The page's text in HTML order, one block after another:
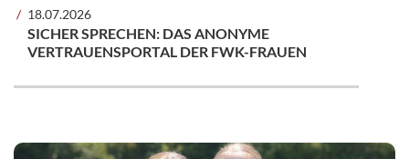
18.07.2026
SICHER SPRECHEN: DAS ANONYME
VERTRAUENSPORTAL DER FWK-FRAUEN